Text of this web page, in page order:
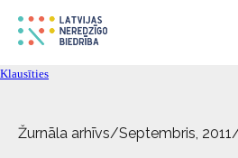
Klausīties
Žurnāla arhīvs/Septembris, 2011